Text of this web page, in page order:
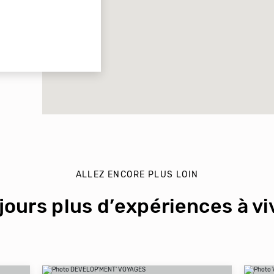
ALLEZ ENCORE PLUS LOIN
plus d’expériences à